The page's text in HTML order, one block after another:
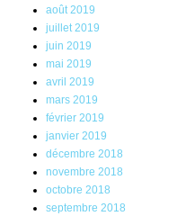
août 2019
juillet 2019
juin 2019
mai 2019
avril 2019
mars 2019
février 2019
janvier 2019
décembre 2018
novembre 2018
octobre 2018
septembre 2018